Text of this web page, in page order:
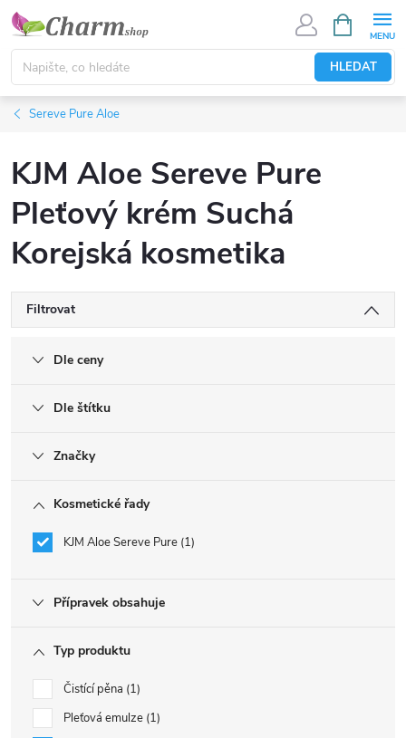
Přejít
obsah
HLEDAT
NÁKUPNÍ
KOŠÍK
Sereve Pure Aloe
KJM Aloe Sereve Pure
Pleťový krém Suchá
Korejská kosmetika
Filtrovat
Dle ceny
Dle štítku
Značky
Kosmetické řady
KJM Aloe Sereve Pure 1
Přípravek obsahuje
Typ produktu
Čistící pěna 1
Pleťová emulze 1